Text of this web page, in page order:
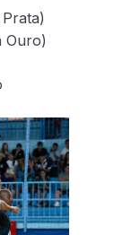
Ouro)